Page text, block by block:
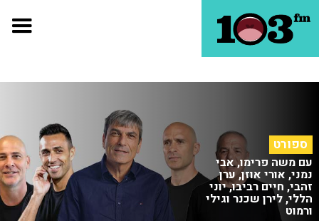
ספורט
עם משה פרימו, אבי
נמני, אורי אוזן, ערן
זהבי, חיים רביבו, יוני
הללי, לירן שכנר וגילי
ורמוט